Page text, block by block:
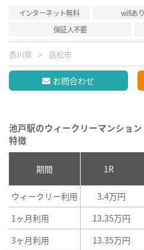
インターネット無料 wifiあり
保証人不要
香川県 高松市
お問合わせ
池戸駅のウィークリーマンショ
特徴
期間 1R
ウィークリー利用 3.4万円
1ヶ月利用
13.35万円
3ヶ月利用
13.35万円